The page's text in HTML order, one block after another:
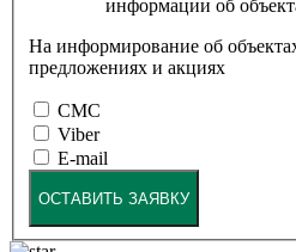
На информирование об
предложениях и акциях
СМС
Viber
E-mail
ОСТАВИТЬ ЗАЯВКУ